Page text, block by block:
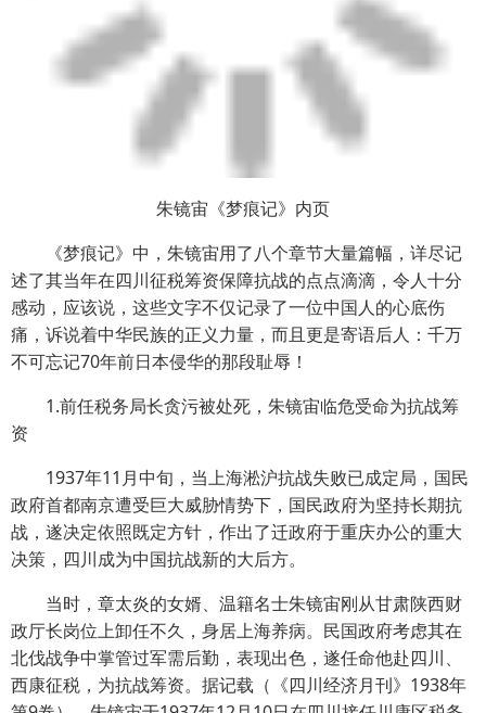
朱镜宙《梦痕记》内页
《梦痕记》中，朱镜宙用了八个章节大量篇幅，详尽记
述了其当年在四川征税筹资保障抗战的点点滴滴，令人十分
感动，应该说，这些文字不仅记录了一位中国人的心底伤
痛，诉说着中华民族的正义力量，而且更是寄语后人：千万
不可忘记70年前日本侵华的那段耻辱！
1.前任税务局长贪污被处死，朱镜宙临危受命为抗战筹
资
1937年11月中旬，当上海淞沪抗战失败已成定局，国民
政府首都南京遭受巨大威胁情势下，国民政府为坚持长期抗
战，遂决定依照既定方针，作出了迁政府于重庆办公的重大
决策，四川成为中国抗战新的大后方。
当时，章太炎的女婿、温籍名士朱镜宙刚从甘肃陕西财
政厅长岗位上卸任不久，身居上海养病。民国政府考虑其在
北伐战争中掌管过军需后勤，表现出色，遂任命他赴四川、
西康征税，为抗战筹资。据记载（《四川经济月刊》1938年